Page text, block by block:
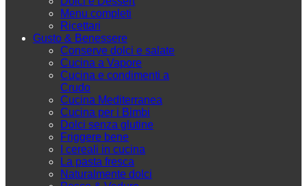
Menu completi
Ricettari
Gusto & Benessere
Conserve dolci e salate
Cucina a Vapore
Cucina e condimenti a
Crudo
Cucina Mediterranea
Cucina per i Bimbi
Dolci senza glutine
Friggere bene
I cereali in cucina
La pasta fresca
Naturalmente dolci